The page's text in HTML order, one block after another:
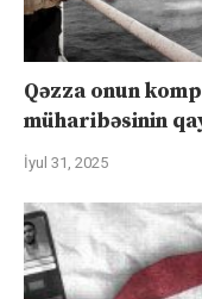
Qəzza onun
müharibəsinin
İyul 31, 2025